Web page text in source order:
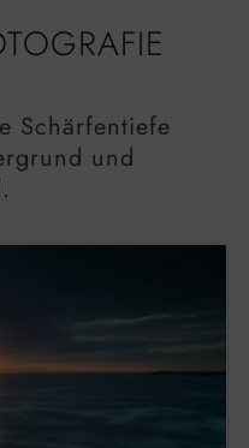
Schärfentiefe
und